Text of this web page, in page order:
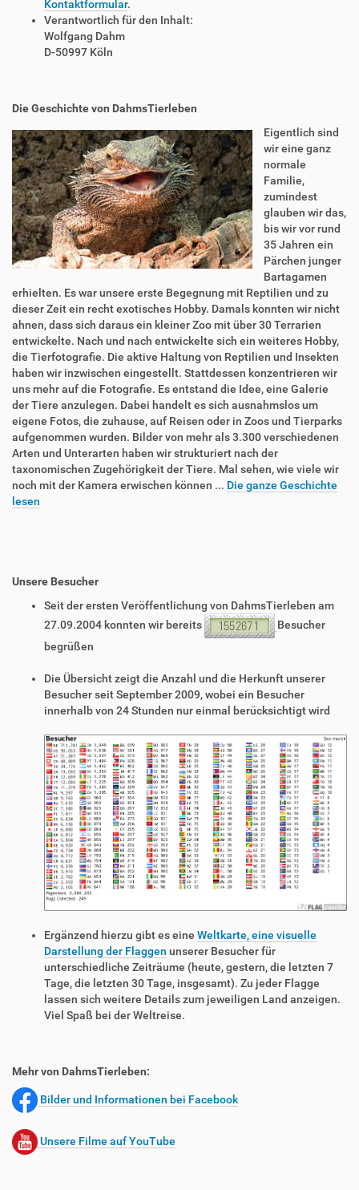
Kontaktformular.
Verantwortlich für den Inhalt:
Wolfgang Dahm
D-50997 Köln
Die Geschichte von DahmsTierleben
Eigentlich sind
wir eine ganz
normale
Familie,
zumindest
glauben wir das,
bis wir vor rund
35 Jahren ein
Pärchen junger
Bartagamen
erhielten. Es war unsere erste Begegnung mit Reptilien und zu
dieser Zeit ein recht exotisches Hobby. Damals konnten wir nicht
ahnen, dass sich daraus ein kleiner Zoo mit über 30 Terrarien
entwickelte. Nach und nach entwickelte sich ein weiteres Hobby,
die Tierfotografie. Die aktive Haltung von Reptilien und Insekten
haben wir inzwischen eingestellt. Stattdessen konzentrieren wir
uns mehr auf die Fotografie. Es entstand die Idee, eine Galerie
der Tiere anzulegen. Dabei handelt es sich ausnahmslos um
eigene Fotos, die zuhause, auf Reisen oder in Zoos und Tierparks
aufgenommen wurden. Bilder von mehr als 3.300 verschiedenen
Arten und Unterarten haben wir strukturiert nach der
taxonomischen Zugehörigkeit der Tiere. Mal sehen, wie viele wir
noch mit der Kamera erwischen können ... Die ganze Geschichte
lesen
Unsere Besucher
Seit der ersten Veröffentlichung von DahmsTierleben am
27.09.2004 konnten wir bereits
Besucher
begrüßen
Die Übersicht zeigt die Anzahl und die Herkunft unserer
Besucher seit September 2009, wobei ein Besucher
innerhalb von 24 Stunden nur einmal berücksichtigt wird
Ergänzend hierzu gibt es eine Weltkarte, eine visuelle
Darstellung der Flaggen unserer Besucher für
unterschiedliche Zeiträume (heute, gestern, die letzten 7
Tage, die letzten 30 Tage, insgesamt). Zu jeder Flagge
lassen sich weitere Details zum jeweiligen Land anzeigen.
Viel Spaß bei der Weltreise.
Mehr von DahmsTierleben:
Bilder und Informationen bei Facebook
Unsere Filme auf YouTube